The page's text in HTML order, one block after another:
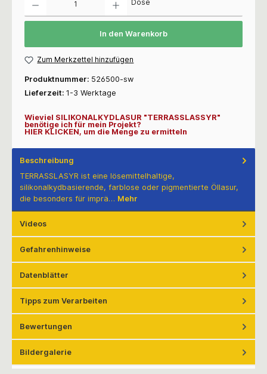
Dose
In den Warenkorb
Zum Merkzettel hinzufügen
Produktnummer: 526500-sw
Lieferzeit: 1-3 Werktage
Wieviel SILIKONALKYDLASUR "TERRASSLASSYR"
benötige ich für mein Projekt?
HIER KLICKEN, um die Menge zu ermitteln
Beschreibung
TERRASSLASYR ist eine lösemittelhaltige,
silikonalkydbasierende, farblose oder pigmentierte Öllasur,
die besonders für imprä… Mehr
Videos
Gefahrenhinweise
Datenblätter
Tipps zum Verarbeiten
Bewertungen
Bildergalerie